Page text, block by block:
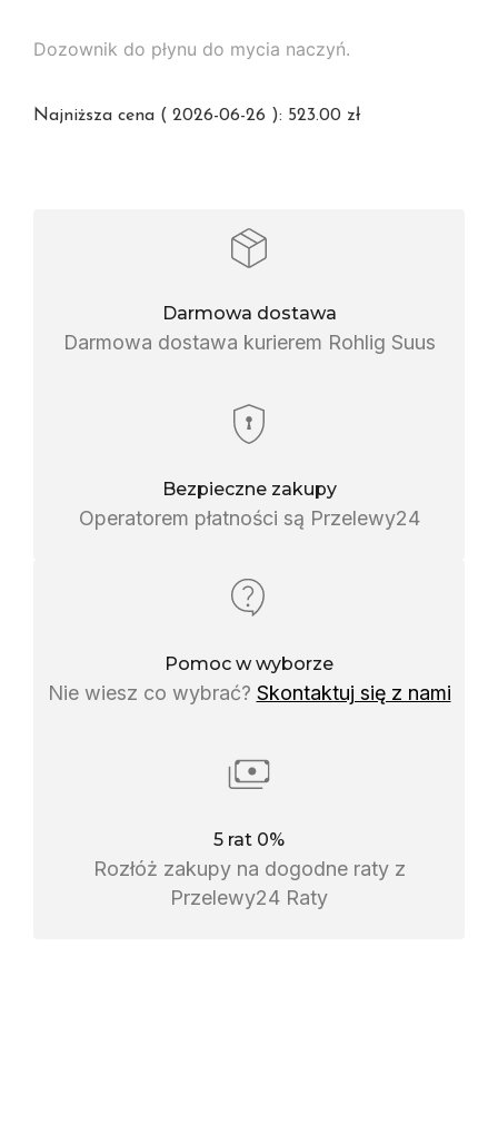
Dozownik do płynu do mycia naczyń.
Najniższa cena ( 2026-06-26 ): 523.00 zł
Darmowa dostawa
Darmowa dostawa kurierem Rohlig Suus
Bezpieczne zakupy
Operatorem płatności są Przelewy24
Pomoc w wyborze
Nie wiesz co wybrać? Skontaktuj się z nami
5 rat 0%
Rozłóż zakupy na dogodne raty z
Przelewy24 Raty